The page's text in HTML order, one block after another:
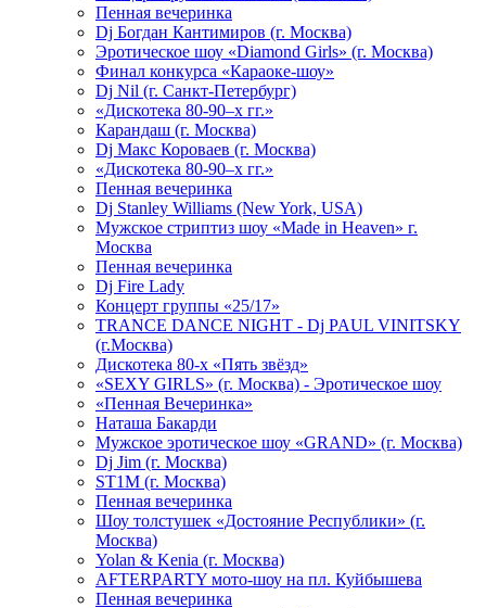
Пенная вечеринка
Dj Богдан Кантимиров (г. Москва)
Эротическое шоу «Diamond Girls» (г. Москва)
Финал конкурса «Караоке-шоу»
Dj Nil (г. Санкт-Петербург)
«Дискотека 80-90–х гг.»
Карандаш (г. Москва)
Dj Макс Короваев (г. Москва)
«Дискотека 80-90–х гг.»
Пенная вечеринка
Dj Stanley Williams (New York, USA)
Мужское стриптиз шоу «Made in Heaven» г.
Москва
Пенная вечеринка
Dj Fire Lady
Концерт группы «25/17»
TRANCE DANCE NIGHT - Dj PAUL VINITSKY
(г.Москва)
Дискотека 80-х «Пять звёзд»
«SEXY GIRLS» (г. Москва) - Эротическое шоу
«Пенная Вечеринка»
Hаташа Бакарди
Мужское эротическое шоу «GRAND» (г. Москва)
Dj Jim (г. Москва)
ST1M (г. Москва)
Пенная вечеринка
Шоу толстушек «Достояние Республики» (г.
Москва)
Yolan & Kenia (г. Москва)
AFTERPARTY мото-шоу на пл. Куйбышева
Пенная вечеринка